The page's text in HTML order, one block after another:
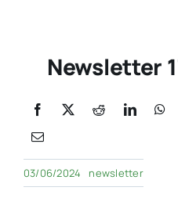
Newsletter
03/06/2024 newsletter